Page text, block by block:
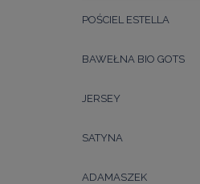
POŚCIEL ESTELLA
BAWEŁNA BIO GOTS
JERSEY
SATYNA
ADAMASZEK